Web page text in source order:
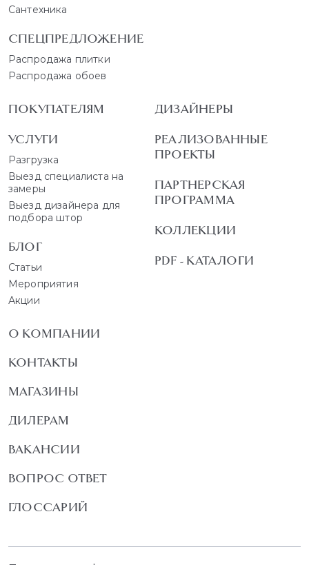
Сантехника
СПЕЦПРЕДЛОЖЕНИЕ
Распродажа плитки
Распродажа обоев
ПОКУПАТЕЛЯМ
УСЛУГИ
Разгрузка
Выезд специалиста на
замеры
Выезд дизайнера для
подбора штор
БЛОГ
Статьи
Мероприятия
Акции
ДИЗАЙНЕРЫ
РЕАЛИЗОВАННЫЕ
ПРОЕКТЫ
ПАРТНЕРСКАЯ
ПРОГРАММА
КОЛЛЕКЦИИ
PDF - КАТАЛОГИ
О КОМПАНИИ
КОНТАКТЫ
МАГАЗИНЫ
ДИЛЕРАМ
ВАКАНСИИ
ВОПРОС ОТВЕТ
ГЛОССАРИЙ